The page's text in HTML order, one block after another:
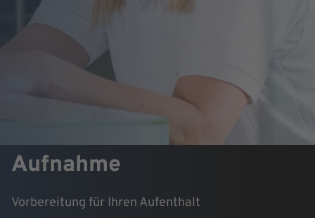
Aufnahme
Vorbereitung für Ihren Aufenthalt